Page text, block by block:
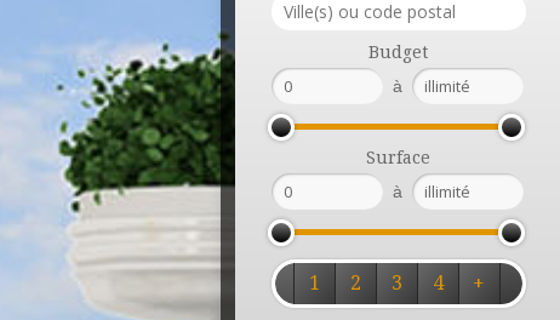
Budget
à
Surface
à
1 2 3 4 +